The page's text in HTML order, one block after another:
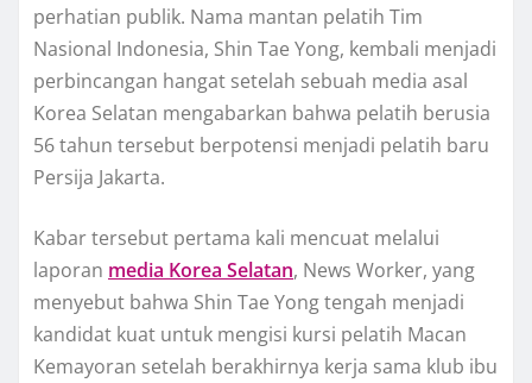
perhatian publik. Nama mantan pelatih Tim
Nasional Indonesia, Shin Tae Yong, kembali menjadi
perbincangan hangat setelah sebuah media asal
Korea Selatan mengabarkan bahwa pelatih berusia
56 tahun tersebut berpotensi menjadi pelatih baru
Persija Jakarta.
Kabar tersebut pertama kali mencuat melalui
laporan media Korea Selatan, News Worker, yang
menyebut bahwa Shin Tae Yong tengah menjadi
kandidat kuat untuk mengisi kursi pelatih Macan
Kemayoran setelah berakhirnya kerja sama klub ibu